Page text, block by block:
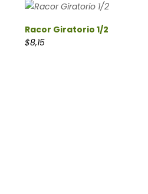
Racor Giratorio 1/2
$8,15